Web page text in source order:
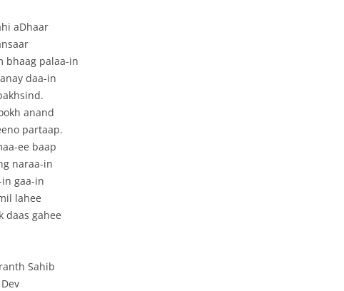
aDhaar
bhaag palaa-in
daa-in
anand
partaap.
ee baap
naraa-in
gaa-in
lahee
daas gahee
Sahib